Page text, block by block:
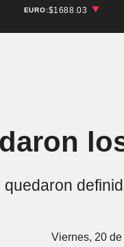
EURO:$1688.03
Viernes, 20